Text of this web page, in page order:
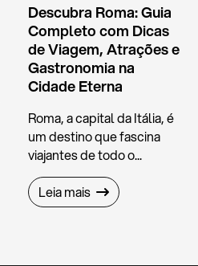
Descubra Roma: Guia
Completo com Dicas
de Viagem, Atrações e
Gastronomia na
Cidade Eterna
Roma, a capital da Itália, é
um destino que fascina
viajantes de todo o...
Leia mais